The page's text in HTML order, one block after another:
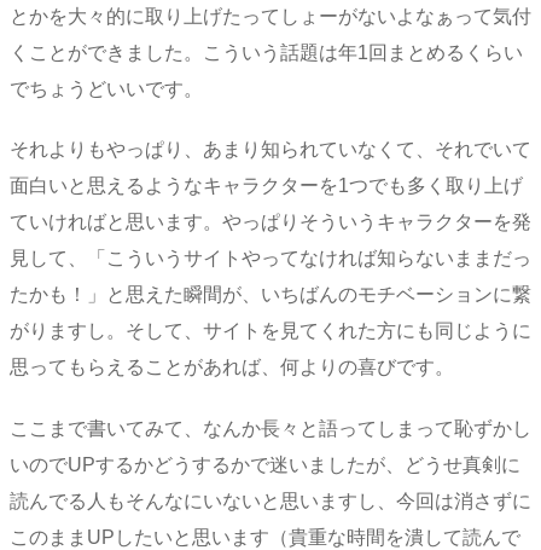
とかを大々的に取り上げたってしょーがないよなぁって気付
くことができました。こういう話題は年1回まとめるくらい
でちょうどいいです。
それよりもやっぱり、あまり知られていなくて、それでいて
面白いと思えるようなキャラクターを1つでも多く取り上げ
ていければと思います。やっぱりそういうキャラクターを発
見して、「こういうサイトやってなければ知らないままだっ
たかも！」と思えた瞬間が、いちばんのモチベーションに繋
がりますし。そして、サイトを見てくれた方にも同じように
思ってもらえることがあれば、何よりの喜びです。
ここまで書いてみて、なんか長々と語ってしまって恥ずかし
いのでUPするかどうするかで迷いましたが、どうせ真剣に
読んでる人もそんなにいないと思いますし、今回は消さずに
このままUPしたいと思います（貴重な時間を潰して読んで